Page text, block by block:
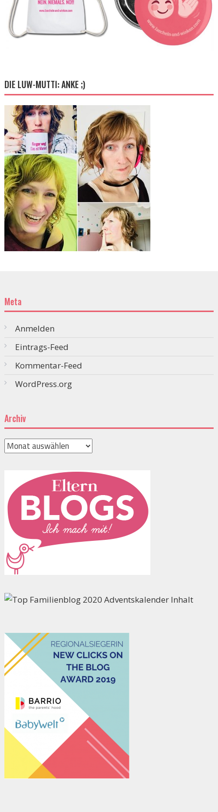
DIE LUW-MUTTI: ANKE ;)
Meta
Anmelden
Eintrags-Feed
Kommentar-Feed
WordPress.org
Archiv
Archiv